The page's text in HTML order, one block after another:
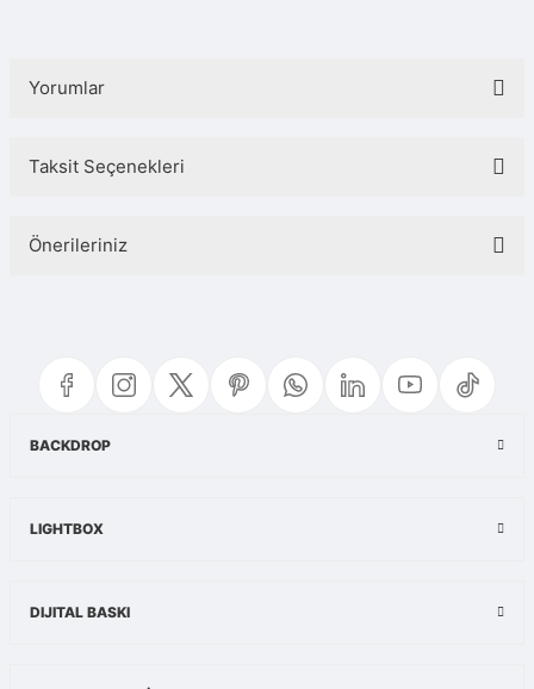
Yorumlar
Taksit Seçenekleri
Önerileriniz
Görüş ve önerileriniz için teşekkür ederiz.
Ürün resmi kalitesiz, bozuk veya görüntülenemiyor.
BACKDROP
LIGHTBOX
DIJITAL BASKI